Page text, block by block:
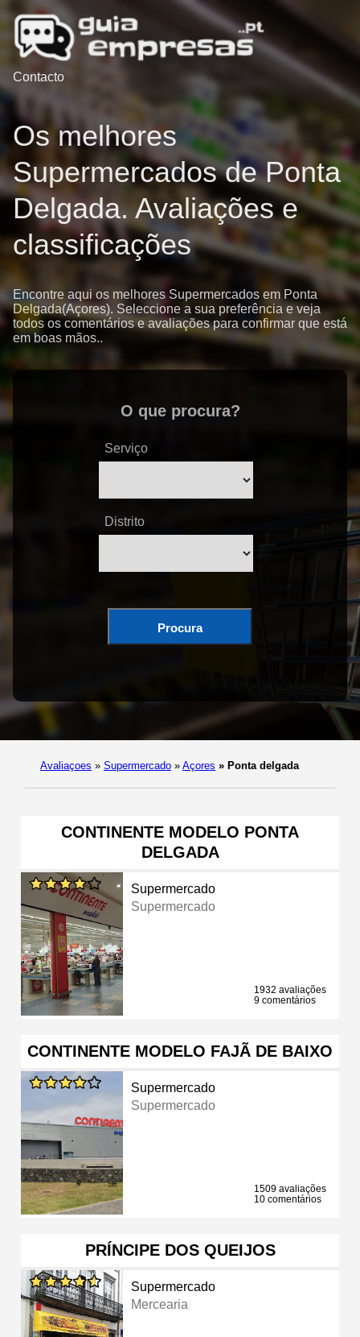
Contacto
Os melhores
Supermercados de Ponta
Delgada. Avaliações e
classificações
Encontre aqui os melhores Supermercados em Ponta
Delgada(Açores). Seleccione a sua preferência e veja
todos os comentários e avaliações para confirmar que está
em boas mãos..
O que procura?
Serviço
Distrito
Procura
Avaliaçoes » Supermercado » Açores » Ponta delgada
CONTINENTE MODELO PONTA
DELGADA
Supermercado
Supermercado
1932 avaliações
9 comentários
CONTINENTE MODELO FAJÃ DE BAIXO
Supermercado
Supermercado
1509 avaliações
10 comentários
PRÍNCIPE DOS QUEIJOS
Supermercado
Mercearia